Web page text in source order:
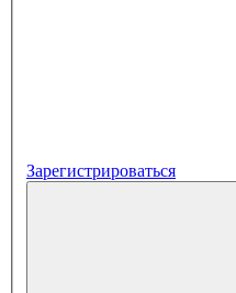
Зарегистрироваться